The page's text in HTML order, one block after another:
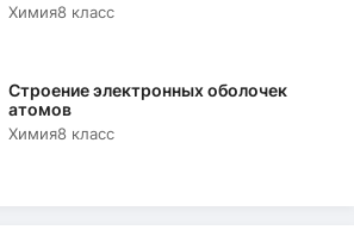
Химия8 класс
Строение электронных оболочек
атомов
Химия8 класс